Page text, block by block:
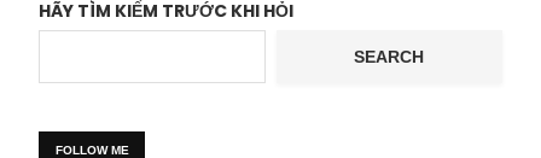
HÃY TÌM KIẾM TRƯỚC KHI HỎI
SEARCH
FOLLOW ME